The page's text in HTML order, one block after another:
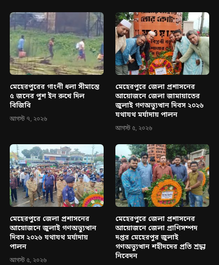
মেহেরপুরের গাংনী ধলা সীমান্তে
৫ জনের পুশ ইন রুখে দিল
বিজিবি
আগস্ট ৭, ২০২৬
মেহেরপুরে জেলা প্রশাসনের
আয়োজনে জেলা জামায়াতের
জুলাই গণঅভ্যুত্থান দিবস ২০২৬
যথাযথ মর্যাদায় পালন
আগস্ট ৫, ২০২৬
মেহেরপুরে জেলা প্রশাসনের
আয়োজনে জুলাই গণঅভ্যুত্থান
দিবস ২০২৬ যথাযথ মর্যাদায়
পালন
আগস্ট ৫, ২০২৬
মেহেরপুরে জেলা প্রশাসনের
আয়োজনে জেলা প্রাণিসম্পদ
দপ্তর মেহেরপুর জুলাই
গণঅভ্যুত্থান শহীদদের প্রতি শ্রদ্ধা
নিবেদন